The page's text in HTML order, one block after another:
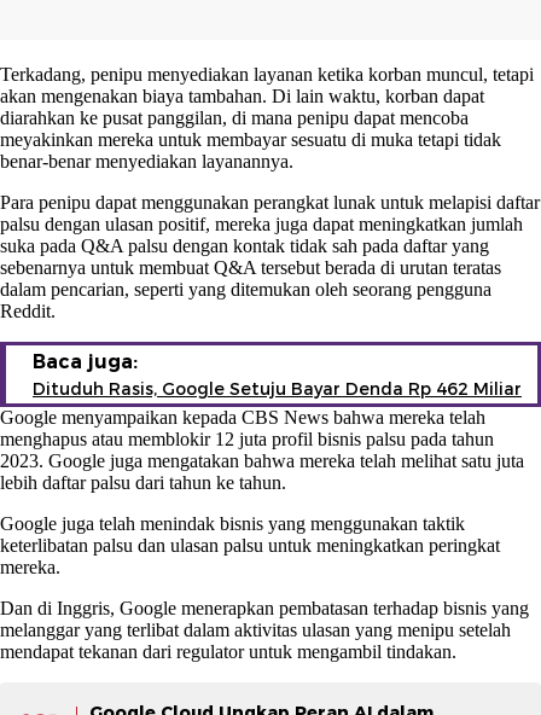
Terkadang, penipu menyediakan layanan ketika korban muncul, tetapi
akan mengenakan biaya tambahan. Di lain waktu, korban dapat
diarahkan ke pusat panggilan, di mana penipu dapat mencoba
meyakinkan mereka untuk membayar sesuatu di muka tetapi tidak
benar-benar menyediakan layanannya.
Para penipu dapat menggunakan perangkat lunak untuk melapisi daftar
palsu dengan ulasan positif, mereka juga dapat meningkatkan jumlah
suka pada Q&A palsu dengan kontak tidak sah pada daftar yang
sebenarnya untuk membuat Q&A tersebut berada di urutan teratas
dalam pencarian, seperti yang ditemukan oleh seorang pengguna
Reddit.
Baca juga:
Dituduh Rasis, Google Setuju Bayar Denda Rp 462 Miliar
Google menyampaikan kepada CBS News bahwa mereka telah
menghapus atau memblokir 12 juta profil bisnis palsu pada tahun
2023. Google juga mengatakan bahwa mereka telah melihat satu juta
lebih daftar palsu dari tahun ke tahun.
Google juga telah menindak bisnis yang menggunakan taktik
keterlibatan palsu dan ulasan palsu untuk meningkatkan peringkat
mereka.
Dan di Inggris, Google menerapkan pembatasan terhadap bisnis yang
melanggar yang terlibat dalam aktivitas ulasan yang menipu setelah
mendapat tekanan dari regulator untuk mengambil tindakan.